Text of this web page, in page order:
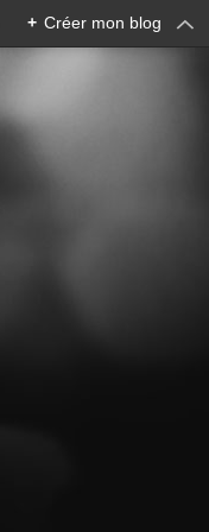
+ Créer mon blog